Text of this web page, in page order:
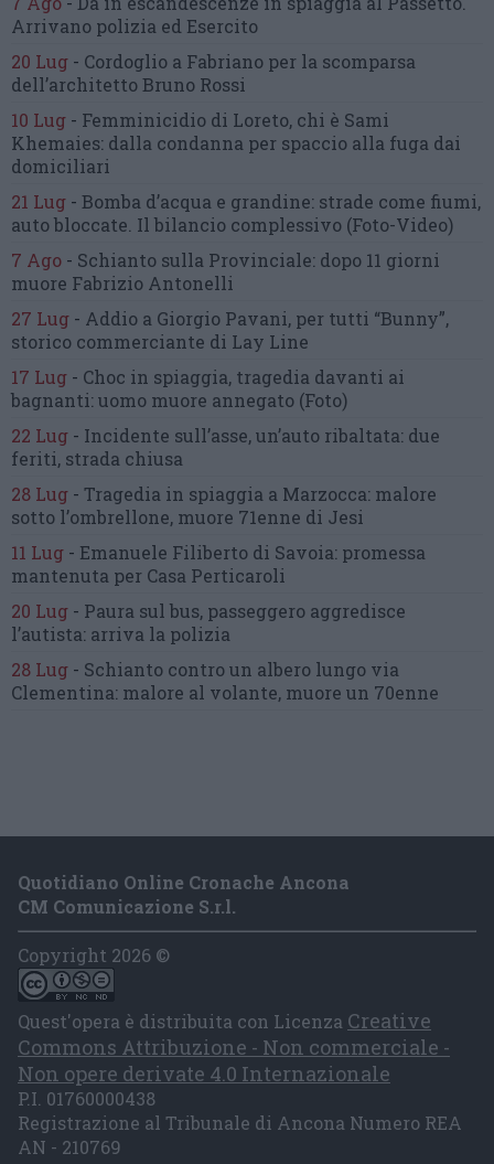
Arrivano polizia ed Esercito
20 Lug - Cordoglio a Fabriano per la scomparsa
dell’architetto Bruno Rossi
10 Lug - Femminicidio di Loreto, chi è Sami
Khemaies: dalla condanna per spaccio alla fuga dai
domiciliari
21 Lug - Bomba d’acqua e grandine: strade come fiumi,
auto bloccate. Il bilancio complessivo (Foto-Video)
7 Ago - Schianto sulla Provinciale: dopo 11 giorni
muore Fabrizio Antonelli
27 Lug - Addio a Giorgio Pavani, per tutti “Bunny”,
storico commerciante di Lay Line
17 Lug - Choc in spiaggia, tragedia davanti ai
bagnanti:uomo muore annegato (Foto)
22 Lug - Incidente sull’asse, un’auto ribaltata: due
feriti, strada chiusa
28 Lug - Tragedia in spiaggia a Marzocca: malore
sotto l’ombrellone, muore 71enne di Jesi
11 Lug - Emanuele Filiberto di Savoia: promessa
mantenuta per Casa Perticaroli
20 Lug - Paura sul bus, passeggero aggredisce
l’autista: arriva la polizia
28 Lug - Schianto contro un albero lungo via
Clementina: malore al volante, muore un 70enne
Quotidiano Online Cronache Ancona
CM Comunicazione S.r.l.
Copyright 2026 ©
Quest'opera è distribuita con Licenza Creative
Commons Attribuzione - Non commerciale -
Non opere derivate 4.0 Internazionale
P.I. 01760000438
Registrazione al Tribunale di Ancona Numero REA
AN - 210769